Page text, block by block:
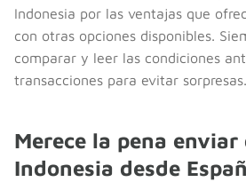
Indonesia por las ventajas que
con otras opciones disponibles.
comparar y leer las condiciones
transacciones para evitar sorpresas.
Merece la pena enviar
Indonesia desde